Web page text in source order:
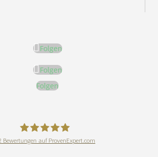
Folgen
Folgen
Folgen
Bewertungen auf ProvenExpert.com